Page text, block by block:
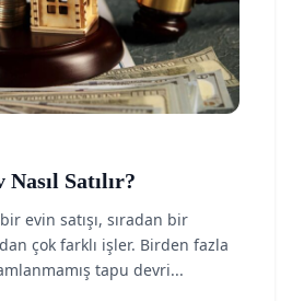
Satılır?
evin satışı, sıradan bir
çok farklı işler. Birden fazla
tapu devri...